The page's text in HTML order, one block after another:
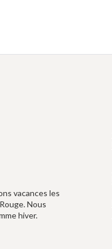
vacances les
Nous
hiver.